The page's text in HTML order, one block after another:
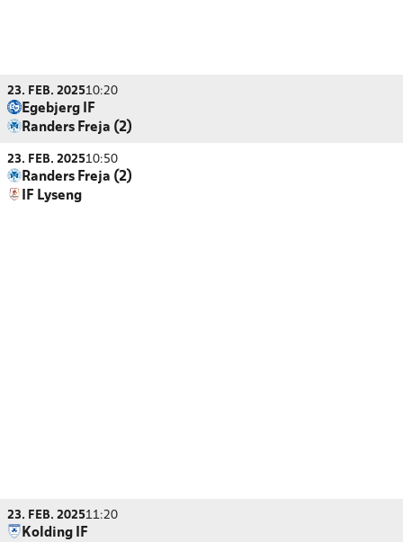
23. FEB. 202510:20
Egebjerg IF
Randers Freja (2)
23. FEB. 202510:50
Randers Freja (2)
IF Lyseng
23. FEB. 202511:20
Kolding IF